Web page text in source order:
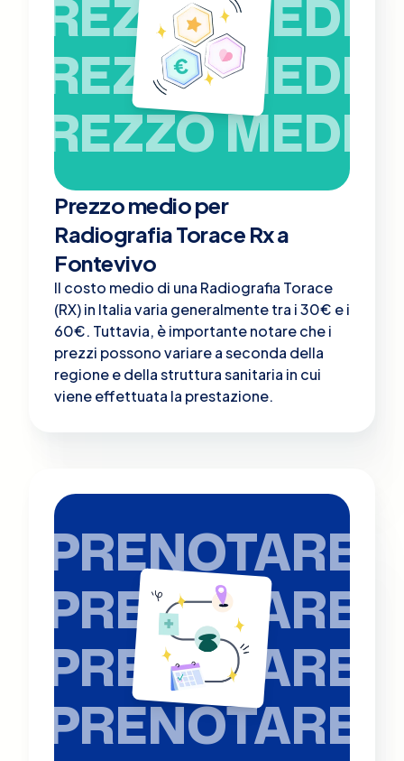
PREZZO MEDIO
PREZZO MEDIO
PREZZO MEDIO
Prezzo medio per
Radiografia Torace Rx a
Fontevivo
Il costo medio di una Radiografia Torace
(RX) in Italia varia generalmente tra i 30€ e i
60€. Tuttavia, è importante notare che i
prezzi possono variare a seconda della
regione e della struttura sanitaria in cui
viene effettuata la prestazione.
PRENOTARE
PRENOTARE
PRENOTARE
PRENOTARE